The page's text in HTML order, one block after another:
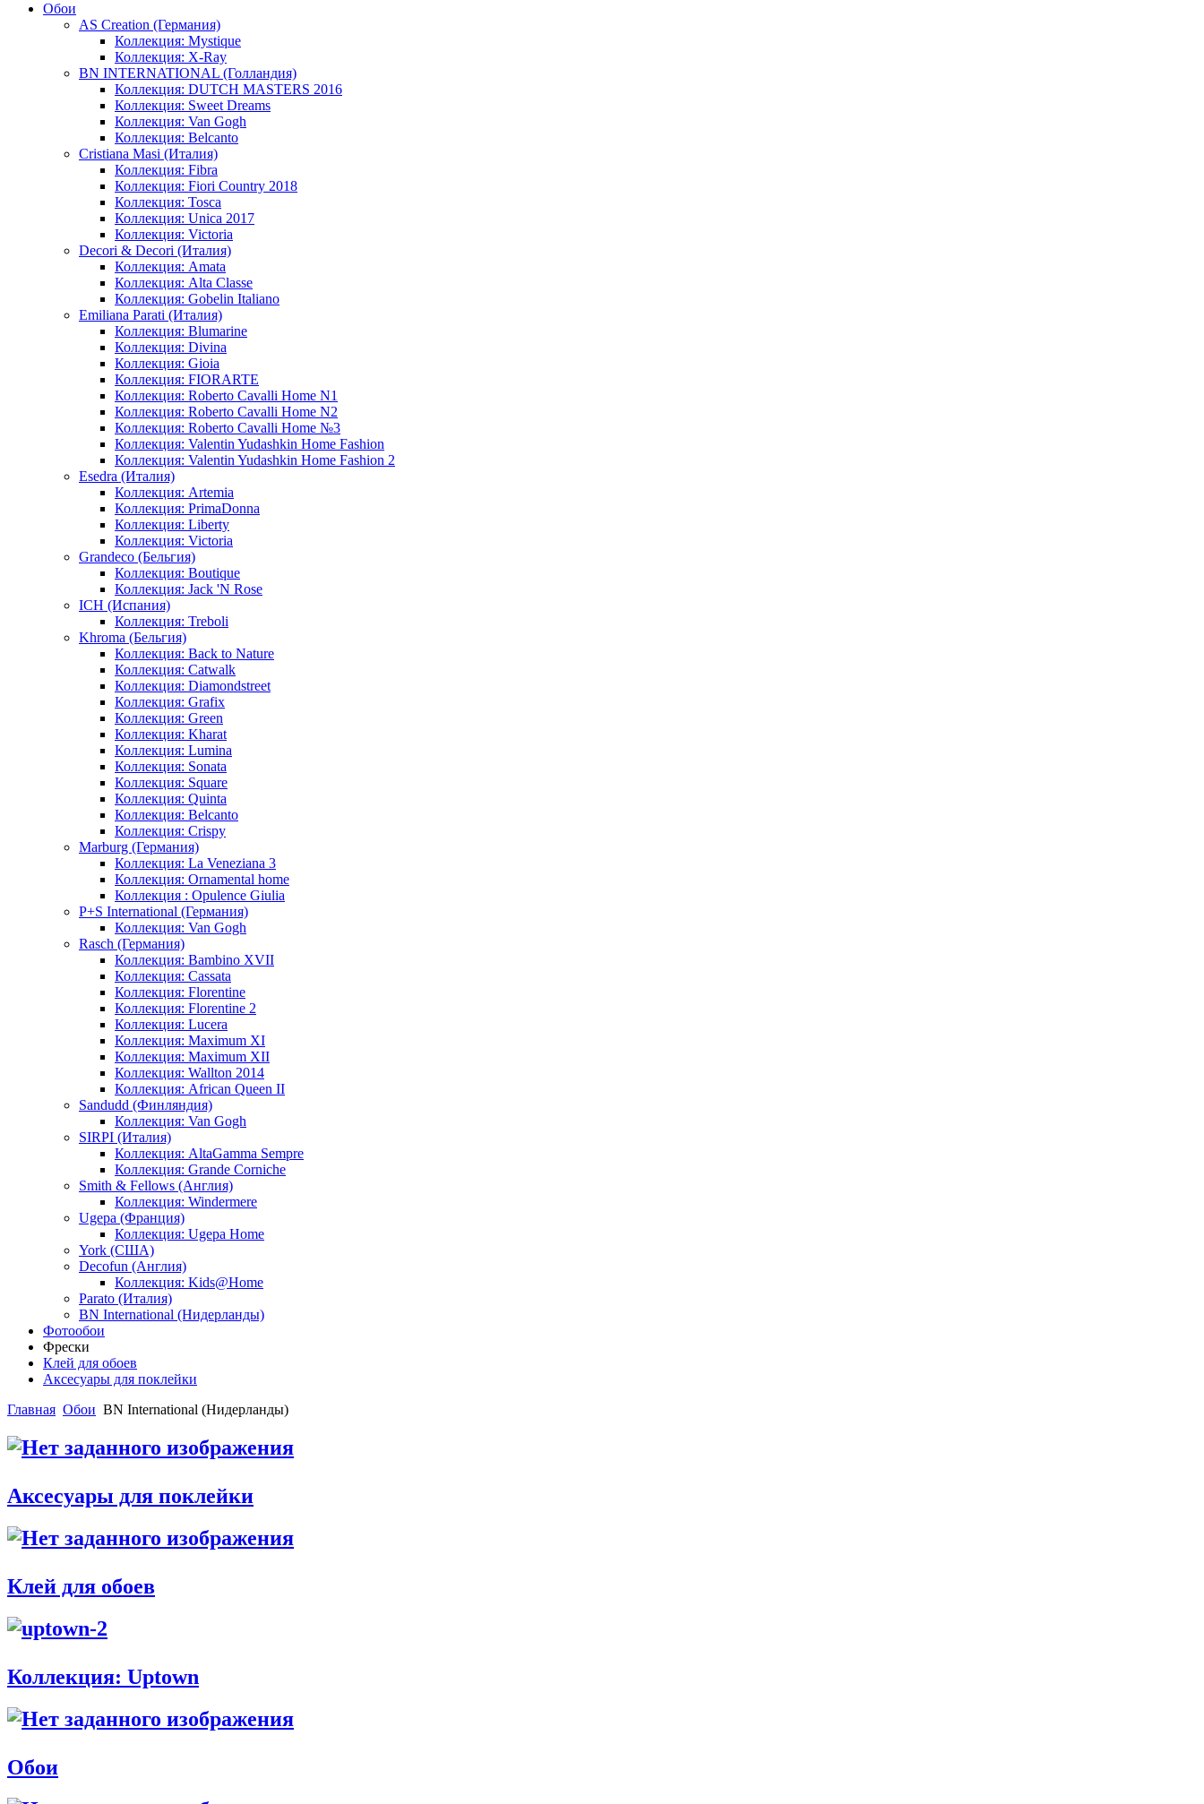
Обои
AS Creation (Германия)
Коллекция: Mystique
Коллекция: X-Ray
BN INTERNATIONAL (Голландия)
Коллекция: DUTCH MASTERS 2016
Коллекция: Sweet Dreams
Коллекция: Van Gogh
Коллекция: Belcanto
Cristiana Masi (Италия)
Коллекция: Fibra
Коллекция: Fiori Country 2018
Коллекция: Tosca
Коллекция: Unica 2017
Коллекция: Victoria
Decori & Decori (Италия)
Коллекция: Amata
Коллекция: Alta Classe
Коллекция: Gobelin Italiano
Emiliana Parati (Италия)
Коллекция: Blumarine
Коллекция: Divina
Коллекция: Gioia
Коллекция: FIORARTE
Коллекция: Roberto Cavalli Home N1
Коллекция: Roberto Cavalli Home N2
Коллекция: Roberto Cavalli Home №3
Коллекция: Valentin Yudashkin Home Fashion
Коллекция: Valentin Yudashkin Home Fashion 2
Esedra (Италия)
Коллекция: Artemia
Коллекция: PrimaDonna
Коллекция: Liberty
Коллекция: Victoria
Grandeco (Бельгия)
Коллекция: Boutique
Коллекция: Jack 'N Rose
ICH (Испания)
Коллекция: Treboli
Khroma (Бельгия)
Коллекция: Back to Nature
Коллекция: Catwalk
Коллекция: Diamondstreet
Коллекция: Grafix
Коллекция: Green
Коллекция: Kharat
Коллекция: Lumina
Коллекция: Sonata
Коллекция: Square
Коллекция: Quinta
Коллекция: Belcanto
Коллекция: Crispy
Marburg (Германия)
Коллекция: La Veneziana 3
Коллекция: Ornamental home
Коллекция : Opulence Giulia
P+S International (Германия)
Коллекция: Van Gogh
Rasch (Германия)
Коллекция: Bambino XVII
Коллекция: Cassata
Коллекция: Florentine
Коллекция: Florentine 2
Коллекция: Lucera
Коллекция: Maximum XI
Коллекция: Maximum XII
Коллекция: Wallton 2014
Коллекция: African Queen II
Sandudd (Финляндия)
Коллекция: Van Gogh
SIRPI (Италия)
Коллекция: AltaGamma Sempre
Коллекция: Grande Corniche
Smith & Fellows (Англия)
Коллекция: Windermere
Ugepa (Франция)
Коллекция: Ugepa Home
York (США)
Decofun (Англия)
Коллекция: Kids@Home
Parato (Италия)
BN International (Нидерланды)
Фотообои
Фрески
Клей для обоев
Аксесуары для поклейки
Главная Обои BN International (Нидерланды)
Аксесуары для поклейки
Клей для обоев
Коллекция: Uptown
Обои